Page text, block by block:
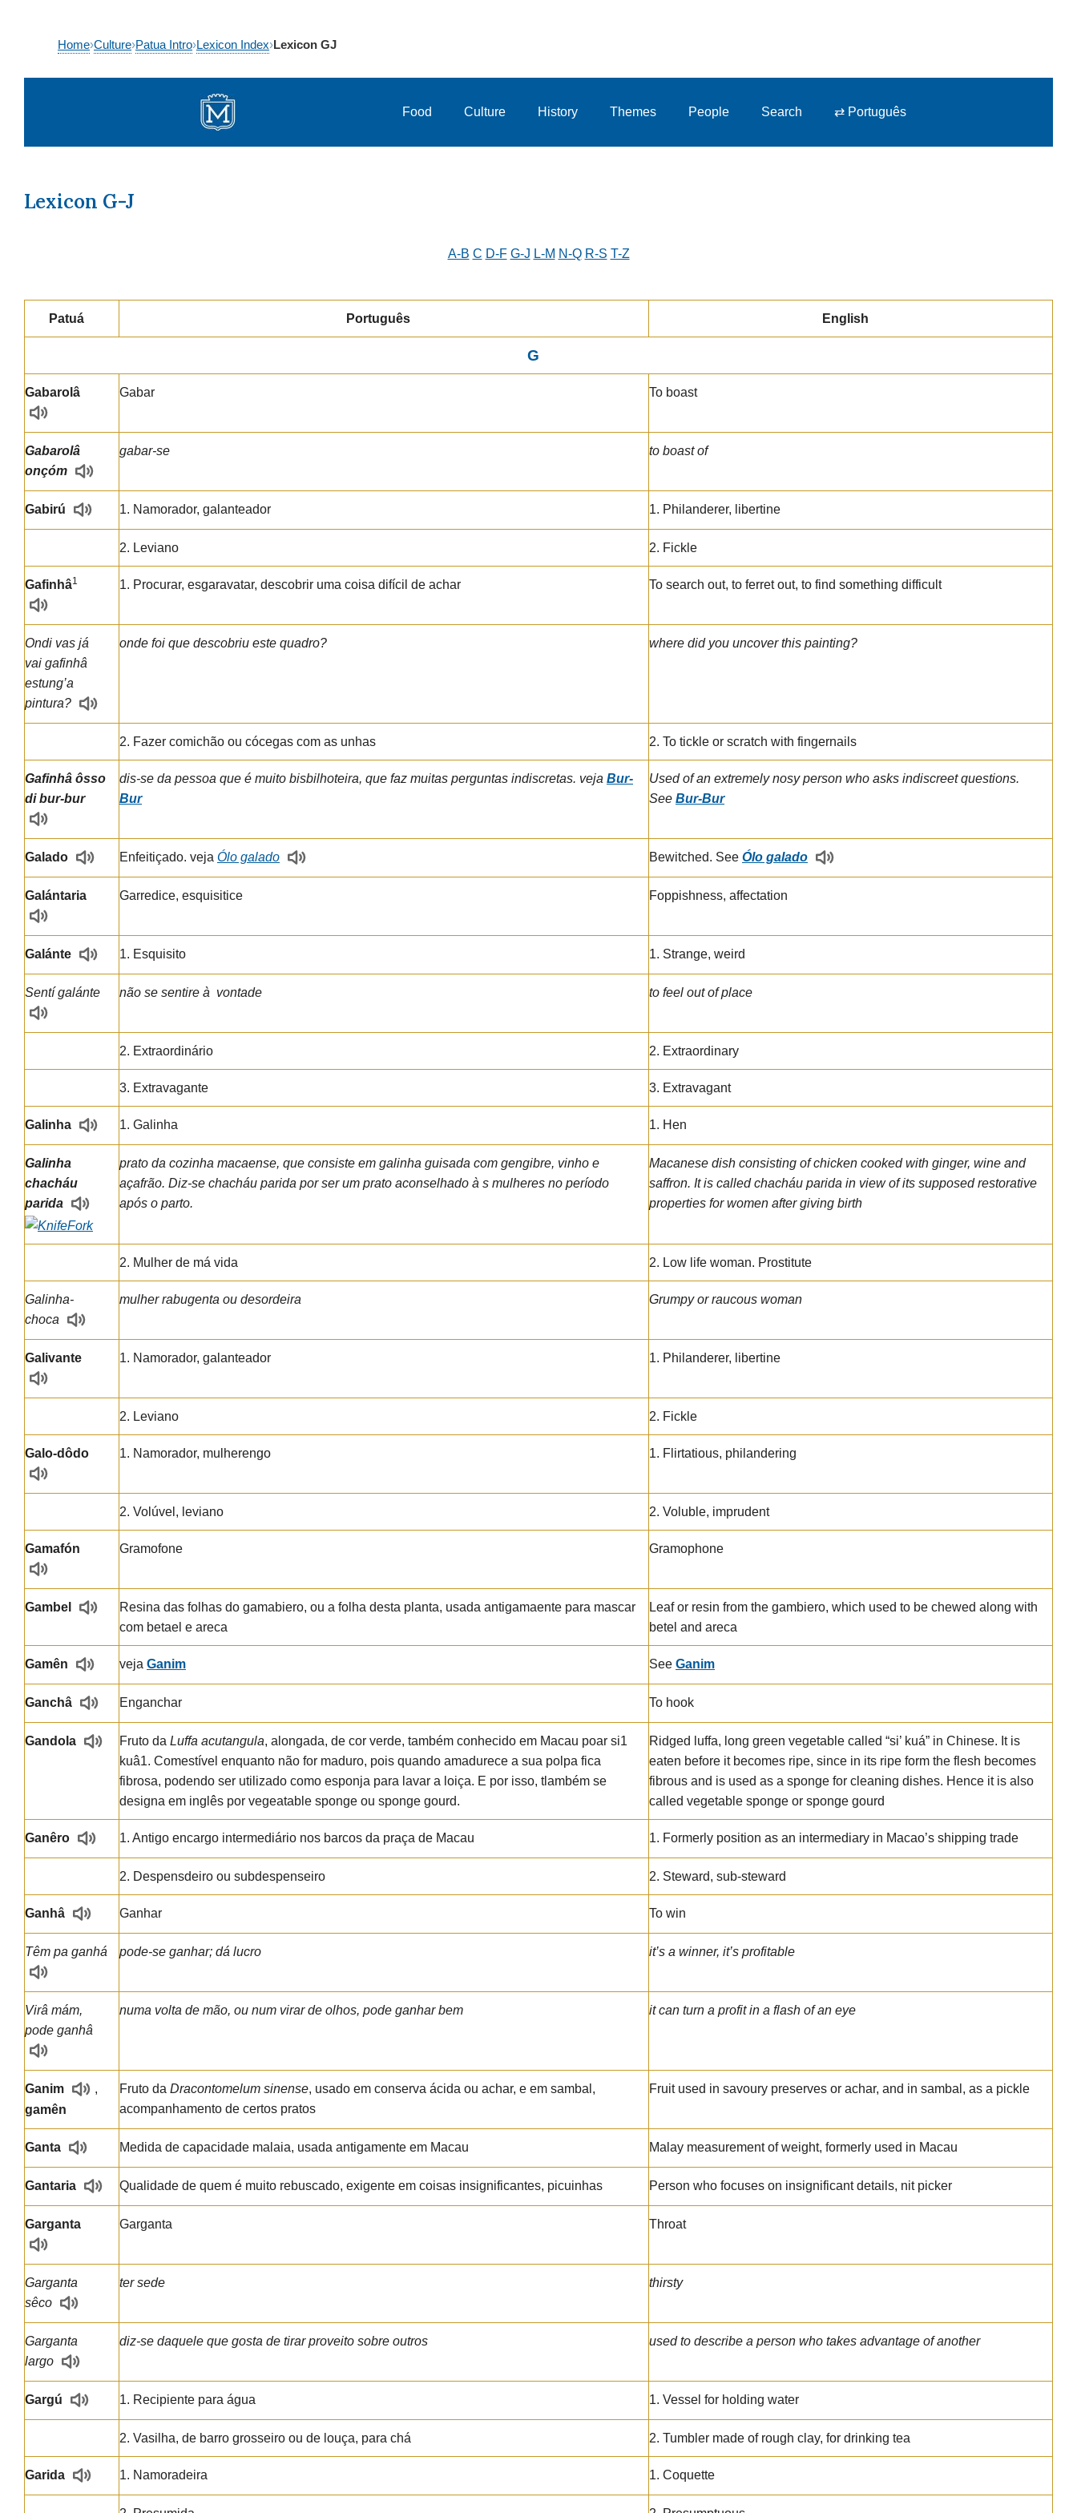
Home›Culture›Patua Intro›Lexicon Index›Lexicon GJ
Food Culture History Themes People Search ⇄ Português
Lexicon G-J
A-B C D-F G-J L-M N-Q R-S T-Z
Patuá Português English
G
Gabarolâ Gabar To boast
Gabarolâ
onçóm
gabar-se to boast of
Gabirú 1. Namorador, galanteador 1. Philanderer, libertine
2. Leviano 2. Fickle
Gafinhâ1 1. Procurar, esgaravatar, descobrir uma coisa difícil de achar To search out, to ferret out, to find something difficult
Ondi vas já
vai gafinhâ
estung’a
pintura?
onde foi que descobriu este quadro? where did you uncover this painting?
2. Fazer comichão ou cócegas com as unhas 2. To tickle or scratch with fingernails
Gafinhâ ôsso
di bur-bur
dis-se da pessoa que é muito bisbilhoteira, que faz muitas perguntas indiscretas. veja Bur-
Bur
Used of an extremely nosy person who asks indiscreet questions.
See Bur-Bur
Galado Enfeitiçado. veja Ólo galado Bewitched. See Ólo galado
Galántaria Garredice, esquisitice Foppishness, affectation
Galánte 1. Esquisito 1. Strange, weird
Sentí galánte não se sentire à vontade to feel out of place
2. Extraordinário 2. Extraordinary
3. Extravagante 3. Extravagant
Galinha 1. Galinha 1. Hen
Galinha
chacháu
parida
prato da cozinha macaense, que consiste em galinha guisada com gengibre, vinho e
açafrão. Diz-se chacháu parida por ser um prato aconselhado à s mulheres no período
após o parto.
Macanese dish consisting of chicken cooked with ginger, wine and
saffron. It is called chacháu parida in view of its supposed restorative
properties for women after giving birth
2. Mulher de má vida 2. Low life woman. Prostitute
Galinha-
choca
mulher rabugenta ou desordeira Grumpy or raucous woman
Galivante 1. Namorador, galanteador 1. Philanderer, libertine
2. Leviano 2. Fickle
Galo-dôdo 1. Namorador, mulherengo 1. Flirtatious, philandering
2. Volúvel, leviano 2. Voluble, imprudent
Gamafón Gramofone Gramophone
Gambel
Resina das folhas do gamabiero, ou a folha desta planta, usada antigamaente para mascar
com betael e areca
Leaf or resin from the gambiero, which used to be chewed along with
betel and areca
Gamên veja Ganim See Ganim
Ganchâ Enganchar To hook
Gandola Fruto da Luffa acutangula, alongada, de cor verde, também conhecido em Macau poar si1
kuâ1. Comestível enquanto não for maduro, pois quando amadurece a sua polpa fica
fibrosa, podendo ser utilizado como esponja para lavar a loiça. E por isso, tlambém se
designa em inglês por vegeatable sponge ou sponge gourd.
Ridged luffa, long green vegetable called “si’ kuá” in Chinese. It is
eaten before it becomes ripe, since in its ripe form the flesh becomes
fibrous and is used as a sponge for cleaning dishes. Hence it is also
called vegetable sponge or sponge gourd
Ganêro 1. Antigo encargo intermediário nos barcos da praça de Macau 1. Formerly position as an intermediary in Macao’s shipping trade
2. Despensdeiro ou subdespenseiro 2. Steward, sub-steward
Ganhâ Ganhar To win
Têm pa ganhá pode-se ganhar; dá lucro it’s a winner, it’s profitable
Virâ mám,
pode ganhâ
numa volta de mão, ou num virar de olhos, pode ganhar bem it can turn a profit in a flash of an eye
Ganim
,
gamên
Fruto da Dracontomelum sinense, usado em conserva ácida ou achar, e em sambal,
acompanhamento de certos pratos
Fruit used in savoury preserves or achar, and in sambal, as a pickle
Ganta Medida de capacidade malaia, usada antigamente em Macau Malay measurement of weight, formerly used in Macau
Gantaria Qualidade de quem é muito rebuscado, exigente em coisas insignificantes, picuinhas Person who focuses on insignificant details, nit picker
Garganta Garganta Throat
Garganta
sêco
ter sede thirsty
Garganta
largo
diz-se daquele que gosta de tirar proveito sobre outros used to describe a person who takes advantage of another
Gargú 1. Recipiente para água 1. Vessel for holding water
2. Vasilha, de barro grosseiro ou de louça, para chá 2. Tumbler made of rough clay, for drinking tea
Garida 1. Namoradeira 1. Coquette